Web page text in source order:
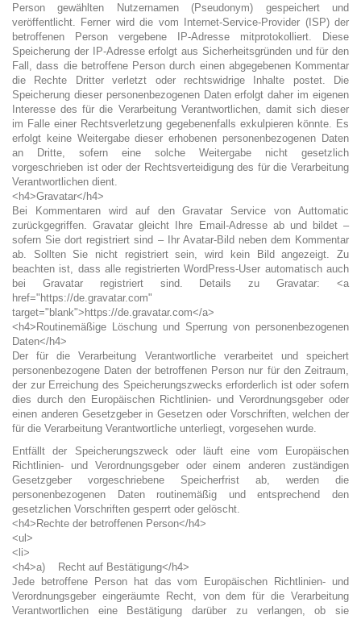
Person gewählten Nutzernamen (Pseudonym) gespeichert und
veröffentlicht. Ferner wird die vom Internet-Service-Provider (ISP) der
betroffenen Person vergebene IP-Adresse mitprotokolliert. Diese
Speicherung der IP-Adresse erfolgt aus Sicherheitsgründen und für den
Fall, dass die betroffene Person durch einen abgegebenen Kommentar
die Rechte Dritter verletzt oder rechtswidrige Inhalte postet. Die
Speicherung dieser personenbezogenen Daten erfolgt daher im eigenen
Interesse des für die Verarbeitung Verantwortlichen, damit sich dieser
im Falle einer Rechtsverletzung gegebenenfalls exkulpieren könnte. Es
erfolgt keine Weitergabe dieser erhobenen personenbezogenen Daten
an Dritte, sofern eine solche Weitergabe nicht gesetzlich
vorgeschrieben ist oder der Rechtsverteidigung des für die Verarbeitung
Verantwortlichen dient.
<h4>Gravatar</h4>
Bei Kommentaren wird auf den Gravatar Service von Auttomatic
zurückgegriffen. Gravatar gleicht Ihre Email-Adresse ab und bildet –
sofern Sie dort registriert sind – Ihr Avatar-Bild neben dem Kommentar
ab. Sollten Sie nicht registriert sein, wird kein Bild angezeigt. Zu
beachten ist, dass alle registrierten WordPress-User automatisch auch
bei Gravatar registriert sind. Details zu Gravatar: <a
href="https://de.gravatar.com"
target="blank">https://de.gravatar.com</a>
<h4>Routinemäßige Löschung und Sperrung von personenbezogenen
Daten</h4>
Der für die Verarbeitung Verantwortliche verarbeitet und speichert
personenbezogene Daten der betroffenen Person nur für den Zeitraum,
der zur Erreichung des Speicherungszwecks erforderlich ist oder sofern
dies durch den Europäischen Richtlinien- und Verordnungsgeber oder
einen anderen Gesetzgeber in Gesetzen oder Vorschriften, welchen der
für die Verarbeitung Verantwortliche unterliegt, vorgesehen wurde.
Entfällt der Speicherungszweck oder läuft eine vom Europäischen
Richtlinien- und Verordnungsgeber oder einem anderen zuständigen
Gesetzgeber vorgeschriebene Speicherfrist ab, werden die
personenbezogenen Daten routinemäßig und entsprechend den
gesetzlichen Vorschriften gesperrt oder gelöscht.
<h4>Rechte der betroffenen Person</h4>
<ul>
<li>
<h4>a) Recht auf Bestätigung</h4>
Jede betroffene Person hat das vom Europäischen Richtlinien- und
Verordnungsgeber eingeräumte Recht, von dem für die Verarbeitung
Verantwortlichen eine Bestätigung darüber zu verlangen, ob sie